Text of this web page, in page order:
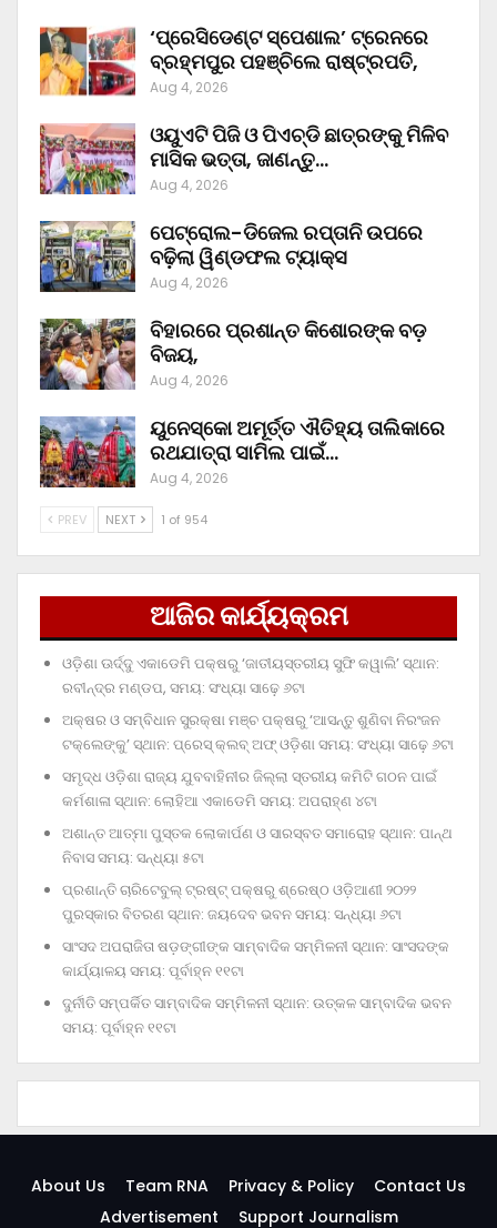
‘ପ୍ରେସିଡେଣ୍ଟ ସ୍ପେଶାଲ’ ଟ୍ରେନରେ
ବ୍ରହ୍ମପୁର ପହଞ୍ଚିଲେ ରାଷ୍ଟ୍ରପତି,
Aug 4, 2026
ଓୟୁଏଟି ପିଜି ଓ ପିଏଚ୍‌ଡି ଛାତ୍ରଙ୍କୁ ମିଳିବ
ମାସିକ ଭତ୍ତା, ଜାଣନ୍ତୁ…
Aug 4, 2026
ପେଟ୍ରୋଲ-ଡିଜେଲ ରପ୍ତାନି ଉପରେ
ବଢ଼ିଲା ୱିଣ୍ଡଫଲ ଟ୍ୟାକ୍ସ
Aug 4, 2026
ବିହାରରେ ପ୍ରଶାନ୍ତ କିଶୋରଙ୍କ ବଡ଼
ବିଜୟ,
Aug 4, 2026
ୟୁନେସ୍କୋ ଅମୂର୍ତ୍ତ ଐତିହ୍ୟ ତାଲିକାରେ
ରଥଯାତ୍ରା ସାମିଲ ପାଇଁ…
Aug 4, 2026
PREV NEXT 1 of 954
ଆଜିର କାର୍ଯ୍ୟକ୍ରମ
ଓଡ଼ିଶା ଊର୍ଦ୍ଦୁ ଏକାଡେମି ପକ୍ଷରୁ ‘ଜାତୀୟସ୍ତରୀୟ ସୁଫି କୱାଲି’ ସ୍ଥାନ:
ରବୀନ୍ଦ୍ର ମଣ୍ଡପ, ସମୟ: ସଂଧ୍ୟା ସାଢ଼େ ୬ଟା
ଅକ୍ଷର ଓ ସମ୍ବିଧାନ ସୁରକ୍ଷା ମଞ୍ଚ ପକ୍ଷରୁ ‘ଆସନ୍ତୁ ଶୁଣିବା ନିରଂଜନ
ଟକ୍‌ଲେଙ୍କୁ’ ସ୍ଥାନ: ପ୍ରେସ୍‌ କ୍ଲବ୍‌ ଅଫ୍‌ ଓଡ଼ିଶା ସମୟ: ସଂଧ୍ୟା ସାଢ଼େ ୬ଟା
ସମୃଦ୍ଧ ଓଡ଼ିଶା ରାଜ୍ୟ ଯୁବବାହିନୀର ଜିଲ୍ଲା ସ୍ତରୀୟ କମିଟି ଗଠନ ପାଇଁ
କର୍ମଶାଳା ସ୍ଥାନ: ଲୋହିଆ ଏକାଡେମି ସମୟ: ଅପରାହ୍‌ଣ ୪ଟା
ଅଶାନ୍ତ ଆତ୍ମା ପୁସ୍ତକ ଲୋକାର୍ପଣ ଓ ସାରସ୍ବତ ସମାରୋହ ସ୍ଥାନ: ପାନ୍ଥ
ନିବାସ ସମୟ: ସନ୍ଧ୍ୟା ୫ଟା
ପ୍ରଶାନ୍ତି ଚାରିଟେବୁଲ୍‌ ଟ୍ରଷ୍ଟ୍‌ ପକ୍ଷରୁ ଶ୍ରେଷ୍ଠ ଓଡ଼ିଆଣୀ ୨୦୨୨
ପୁରସ୍କାର ବିତରଣ ସ୍ଥାନ: ଜୟଦେବ ଭବନ ସମୟ: ସନ୍ଧ୍ୟା ୬ଟା
ସାଂସଦ ଅପରାଜିତା ଷଡ଼ଙ୍ଗୀଙ୍କ ସାମ୍ବାଦିକ ସମ୍ମିଳନୀ ସ୍ଥାନ: ସାଂସଦଙ୍କ
କାର୍ଯ୍ୟାଳୟ ସମୟ: ପୂର୍ବାହ୍ନ ୧୧ଟା
ଦୁର୍ନୀତି ସମ୍ପର୍କିତ ସାମ୍ବାଦିକ ସମ୍ମିଳନୀ ସ୍ଥାନ: ଉତ୍କଳ ସାମ୍ବାଦିକ ଭବନ
ସମୟ: ପୂର୍ବାହ୍ନ ୧୧ଟା
About Us Team RNA Privacy & Policy
Contact Us
Advertisement
Support Journalism